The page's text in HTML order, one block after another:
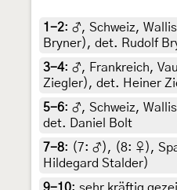
1-2: ♂, Schweiz,
Bryner), det. Rudolf
3-4: ♂, Frankreich,
Ziegler), det. Heiner
5-6: ♂, Schweiz,
det. Daniel Bolt
7-8: (7: ♂), (8: ♀),
Hildegard Stalder)
9-10: sehr kräftig